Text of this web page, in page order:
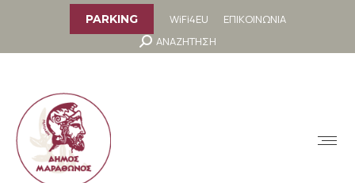
PARKING WiFi4EU
ΕΠΙΚΟΙΝΩΝΙΑ
Search:
ΑΝΑΖΗΤΗΣΗ